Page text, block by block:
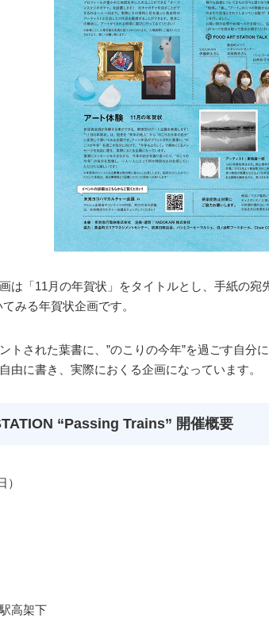
は「11月の年賀状」をタイトルとし、手紙の宛
みる年賀状企画です。
トされた葉書に、”のこりの今年”を過ごす自分
由に書き、実際におくる企画になっています。
“Passing Trains” 開催概要
高架下